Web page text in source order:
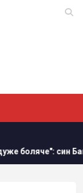
розповів